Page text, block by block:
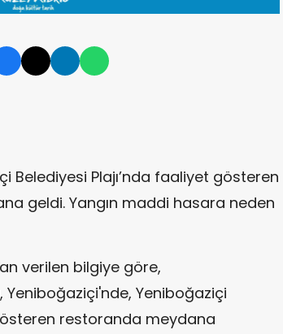
Belediyesi Plajı’nda faaliyet gösteren
geldi. Yangın maddi hasara neden
verilen bilgiye göre,
Yeniboğaziçi'nde, Yeniboğaziçi
restoranda meydana